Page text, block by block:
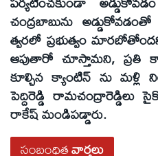
చంద్రబాబును
త్వరలో ప్రభుత్వం
ఆపుతారో చూస్తామని, ప్రతి
కూల్చిన క్యాంటిన్‌ ను మళ్లి
పెద్దిరెడ్డి
రాకేష్‌ మండిపడ్డారు.
సంబంధితవార్తలు